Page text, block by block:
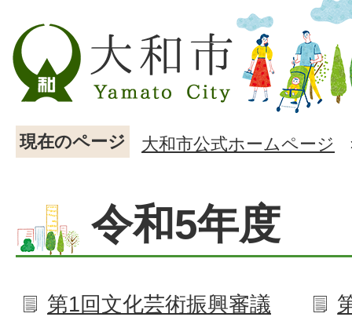
現在のページ 大和市公式ホームページ
令和5年度
第1回文化芸術振興審議